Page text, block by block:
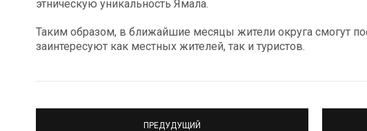
этническую уникальность Ямала.
Таким образом, в ближайшие месяцы жители округа смогут
заинтересуют как местных жителей, так и туристов.
ПРЕДУДУЩИЙ